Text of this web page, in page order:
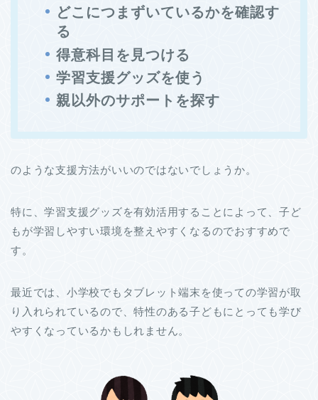
どこにつまずいているかを確認す
る
得意科目を見つける
学習支援グッズを使う
親以外のサポートを探す
のような支援方法がいいのではないでしょうか。
特に、学習支援グッズを有効活用することによって、子ど
もが学習しやすい環境を整えやすくなるのでおすすめで
す。
最近では、小学校でもタブレット端末を使っての学習が取
り入れられているので、特性のある子どもにとっても学び
やすくなっているかもしれません。